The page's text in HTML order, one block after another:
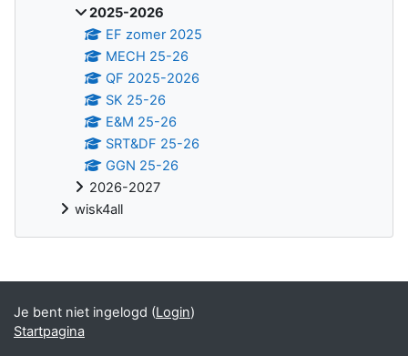
2025-2026
EF zomer 2025
MECH 25-26
QF 2025-2026
SK 25-26
E&M 25-26
SRT&DF 25-26
GGN 25-26
2026-2027
wisk4all
Aanvullende blokken
Je bent niet ingelogd (Login)
Startpagina